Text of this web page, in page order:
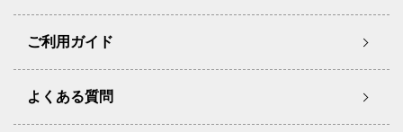
ご利用ガイド
よくある質問